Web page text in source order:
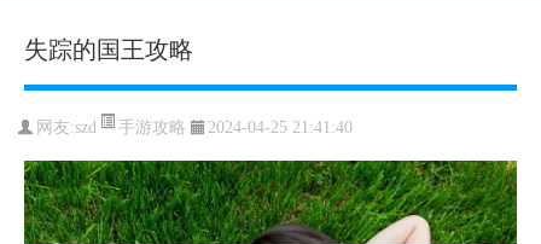
失踪的国王攻略
网友:szd 手游攻略 2024-04-25 21:41:40